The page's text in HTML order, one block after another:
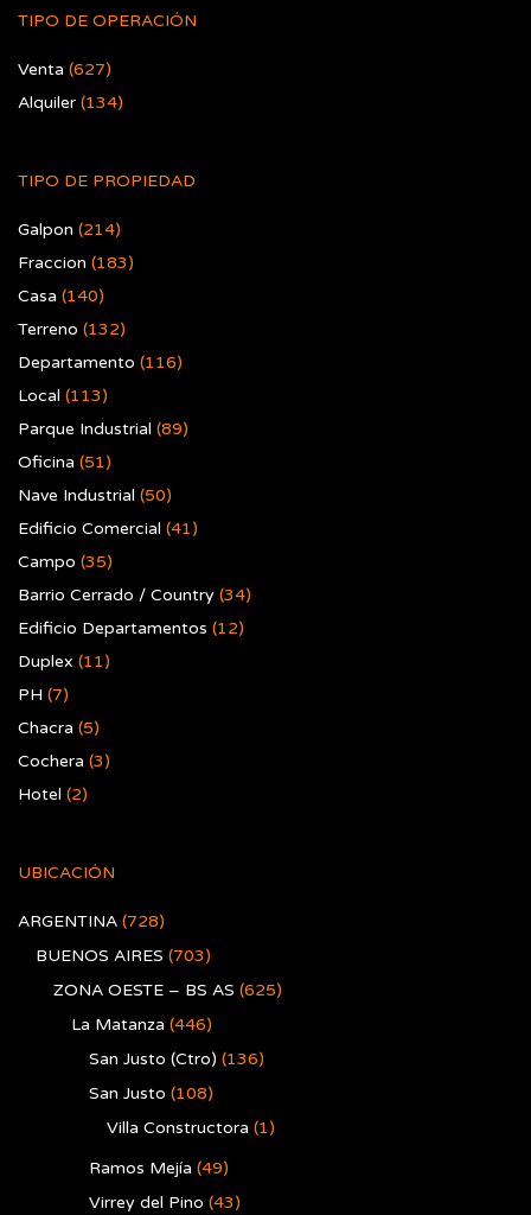
TIPO DE OPERACIÓN
Venta (627)
Alquiler (134)
TIPO DE PROPIEDAD
Galpon (214)
Fraccion (183)
Casa (140)
Terreno (132)
Departamento (116)
Local (113)
Parque Industrial (89)
Oficina (51)
Nave Industrial (50)
Edificio Comercial (41)
Campo (35)
Barrio Cerrado / Country (34)
Edificio Departamentos (12)
Duplex (11)
PH (7)
Chacra (5)
Cochera (3)
Hotel (2)
UBICACIÓN
ARGENTINA (728)
BUENOS AIRES (703)
ZONA OESTE – BS AS (625)
La Matanza (446)
San Justo (Ctro) (136)
San Justo (108)
Villa Constructora (1)
Ramos Mejía (49)
Virrey del Pino (43)